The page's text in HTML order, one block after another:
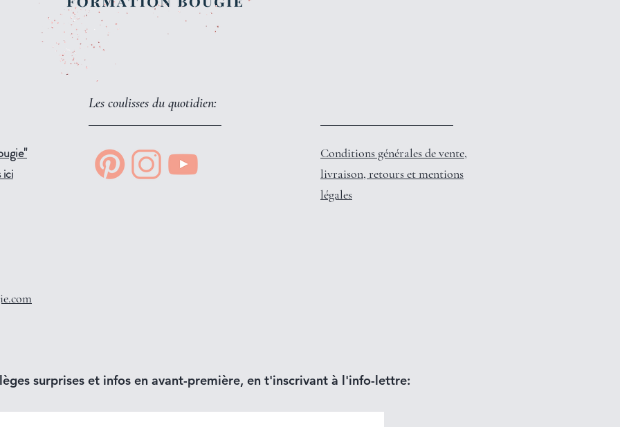
Les coulisses du quotidien:
ici
Conditions générales de vente,
livraison, retours et mentions
légales
surprises et infos en avant-première, en t'inscrivant à l'info-lettre: